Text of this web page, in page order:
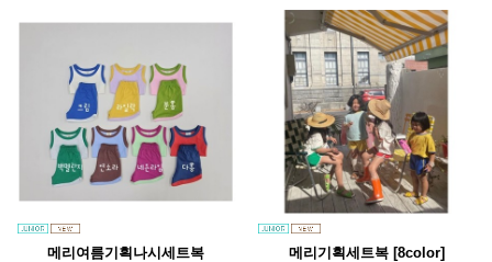
메리여름기획나시세트복 메리기획세트복 [8color]